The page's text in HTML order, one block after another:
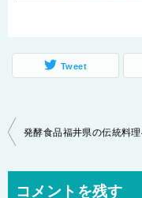
Tweet
投
コメントを残す